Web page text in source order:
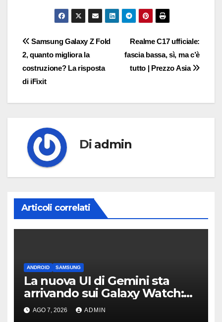
Navigazione
articoli
Realme C17 ufficiale:
fascia bassa, sì, ma c’è
tutto | Prezzo Asia
Samsung Galaxy Z Fold
2, quanto migliora la
costruzione? La risposta
di iFixit
Di admin
Articoli correlati
ANDROID SAMSUNG
La nuova UI di Gemini sta
arrivando sui Galaxy Watch:
primi avvistamenti
AGO 7, 2026 ADMIN